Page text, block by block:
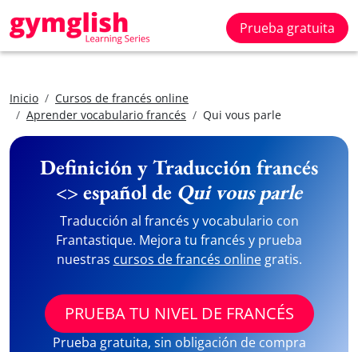
Prueba gratuita
Inicio
Cursos de francés online
Aprender vocabulario francés
Qui vous parle
Definición y Traducción francés
<> español de Qui vous parle
Traducción al francés y vocabulario con
Frantastique. Mejora tu francés y prueba
nuestras cursos de francés onlinegratis.
PRUEBA TU NIVEL DE FRANCÉS
Prueba gratuita, sin obligación de compra